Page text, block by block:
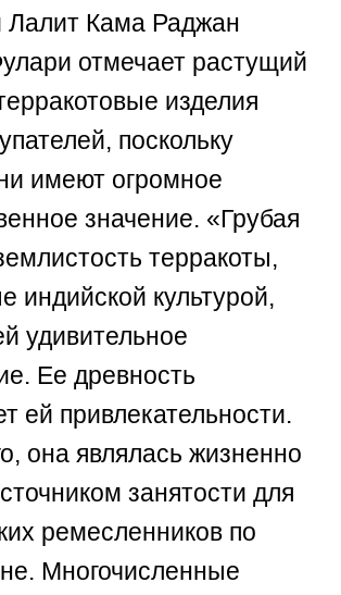
Лалит Кама Раджан
отмечает растущий
изделия
поскольку
имеют огромное
значение. «Грубая
терракоты,
индийской культурой,
удивительное
Ее древность
ей привлекательности.
она являлась жизненно
занятости для
ремесленников по
Многочисленные